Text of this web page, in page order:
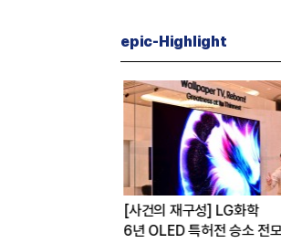
epic-Highlight
[사건의 재구성] LG화학
6년 OLED 특허전 승소 전모